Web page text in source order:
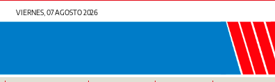
VIERNES, 07 AGOSTO 2026